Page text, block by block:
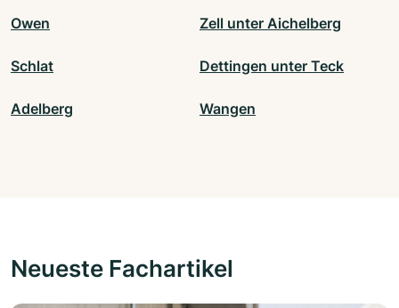
Owen Zell unter Aichelberg
Schlat Dettingen unter Teck
Adelberg Wangen
Neueste Fachartikel